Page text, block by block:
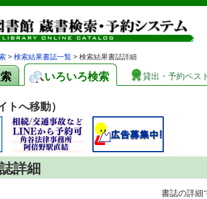
図
> 検索結果書誌一覧 > 検索結果書誌詳細
いろいろ検索 貸出・予約ベス
トへ移動）
詳細
書誌の詳細